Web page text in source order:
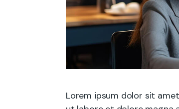
Lorem ipsum dolor sit